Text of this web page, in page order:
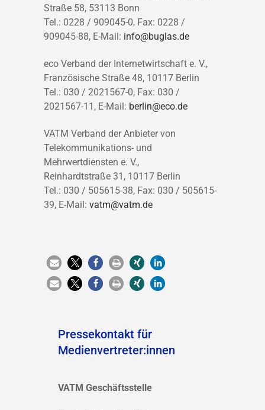
Straße 58, 53113 Bonn
Tel.: 0228 / 909045-0, Fax: 0228 /
909045-88, E-Mail: info@buglas.de
eco Verband der Internetwirtschaft e. V.,
Französische Straße 48, 10117 Berlin
Tel.: 030 / 2021567-0, Fax: 030 /
2021567-11, E-Mail: berlin@eco.de
VATM Verband der Anbieter von
Telekommunikations- und
Mehrwertdiensten e. V.,
Reinhardtstraße 31, 10117 Berlin
Tel.: 030 / 505615-38, Fax: 030 / 505615-
39, E-Mail: vatm@vatm.de
Pressekontakt für
Medienvertreter:innen
VATM Geschäftsstelle